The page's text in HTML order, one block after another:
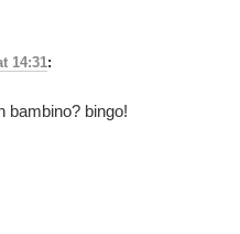
14:31:
bambino? bingo!